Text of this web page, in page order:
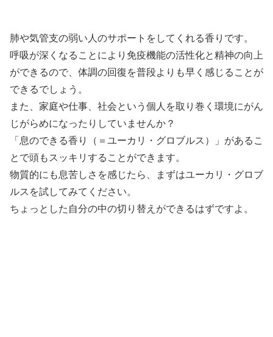
肺や気管支の弱い人のサポートをしてくれる香りです。
呼吸が深くなることにより免疫機能の活性化と精神の向上
ができるので、体調の回復を普段よりも早く感じることが
できるでしょう。
また、家庭や仕事、社会という個人を取り巻く環境にがん
じがらめになったりしていませんか？
「息のできる香り（＝ユーカリ・グロブルス）」があるこ
とで頭もスッキリすることができます。
物質的にも息苦しさを感じたら、まずはユーカリ・グロブ
ルスを試してみてください。
ちょっとした自分の中の切り替えができるはずですよ。